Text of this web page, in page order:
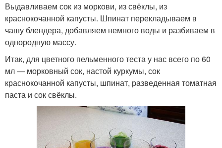
Выдавливаем сок из моркови, из свёклы, из
краснокочанной капусты. Шпинат перекладываем в
чашу блендера, добавляем немного воды и разбиваем в
однородную массу.
Итак, для цветного пельменного теста у нас всего по 60
мл — морковный сок, настой куркумы, сок
краснокочанной капусты, шпинат, разведенная томатная
паста и сок свёклы.